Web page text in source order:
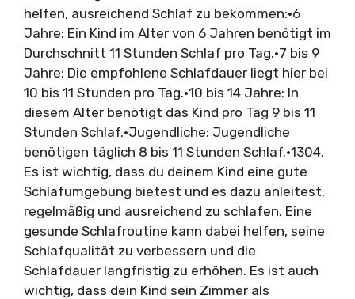
helfen, ausreichend Schlaf zu bekommen:•6
Jahre: Ein Kind im Alter von 6 Jahren benötigt im
Durchschnitt 11 Stunden Schlaf pro Tag.•7 bis 9
Jahre: Die empfohlene Schlafdauer liegt hier bei
10 bis 11 Stunden pro Tag.•10 bis 14 Jahre: In
diesem Alter benötigt das Kind pro Tag 9 bis 11
Stunden Schlaf.•Jugendliche: Jugendliche
benötigen täglich 8 bis 11 Stunden Schlaf.•1304.
Es ist wichtig, dass du deinem Kind eine gute
Schlafumgebung bietest und es dazu anleitest,
regelmäßig und ausreichend zu schlafen. Eine
gesunde Schlafroutine kann dabei helfen, seine
Schlafqualität zu verbessern und die
Schlafdauer langfristig zu erhöhen. Es ist auch
wichtig, dass dein Kind sein Zimmer als